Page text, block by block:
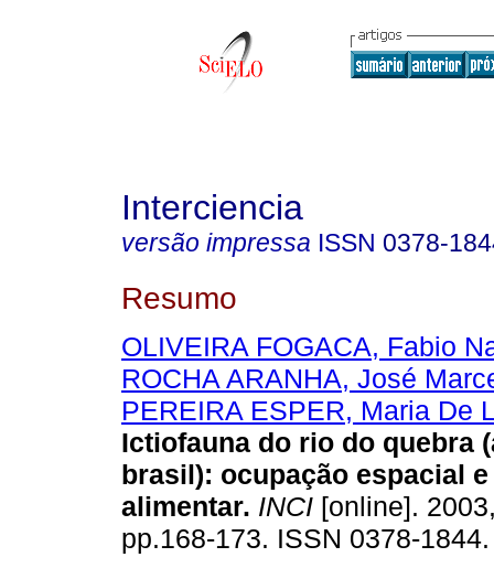
Interciencia
versão impressa ISSN 0378-
Resumo
OLIVEIRA FOGACA, Fabio
ROCHA ARANHA, José
PEREIRA ESPER, Maria De
Ictiofauna do rio do quebra
brasil): ocupação espacial
alimentar. INCI [online].
pp.168-173. ISSN 0378-1844.